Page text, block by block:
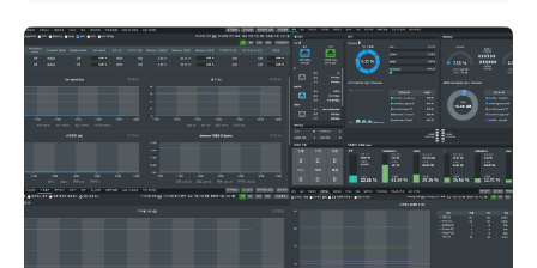
컴플라이언스 대응 모두 복잡해집니다. 하이브리드 환경에서 클러스터
스프롤을 줄이려면 다음 기준을 일관되게 관리해야 합니다. 클러스터별
Kubernetes 버전과 구성 현황 Namespace, Label, Annotation 등
리소스 식별 기준 RBAC, 네트워크 정책, Secret 관리 기준 배포·변경
이력 관리 방식 클러스터별 모니터링과 알림 정책 따라서 하이브리드
쿠버네티스 관리의 첫 번째 핵심은 클러스터를 많이 운영하는 것이
아니라, 늘어난 클러스터를 일관된 기준으로 관리하는 것입니다.
쿠버네티스가 실행 환경의 표준화를 제공한다면, 운영 조직은 그 위에서
운영 거버넌스를 별도로 설계해야 합니다. [2] 모니터링은 개별 지표보다
서비스 흐름을 보여줘야 합니다 하이브리드 클라우드 환경에서
쿠버네티스 모니터링은 CPU, 메모리, Pod 상태를 확인하는 수준으로는
사각지대를 없애고 효과적인 통합 모니터링 체계를 구현하는지 자세히
살펴보겠습니다. 1. MIG(Multi-Instance GPU)란 무엇인가? 기존에는
하나의 GPU를 여러 명이 공유하기 위해 소프트웨어 방식의 가상화
(vGPU)나 시분할(Time-sharing) 방식을 주로 사용했습니다. 하지만 이
방식은 자원을 나눠 쓰는 과정에서 서로 간섭(Interference)을
일으키거나, 보안상의 허점이 발생할 수 있다는 불안 요소가 있었죠.
이러한 한계를 극복하기 위해 NVIDIA Ampere 아키텍처(A100)부터
도입된 기술이 바로 MIG(Multi-Instance GPU)입니다. MIG는
소프트웨어가 아닌 하드웨어 수준에서 하나의 GPU를 최대 7개의
독립된 인스턴스로 분할하여, 마치 7개의 작은 GPU가 각자 작동하는
것과 같은 환경을 제공합니다. MIG의 장점을 자세히 살펴보면 독립된